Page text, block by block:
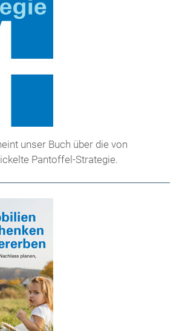
unser Buch über die von
Pantoffel-Strategie.